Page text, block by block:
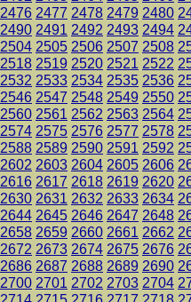
2476 2477 2478 2479 2480
2490 2491 2492 2493 2494
2504 2505 2506 2507 2508
2518 2519 2520 2521 2522
2532 2533 2534 2535 2536
2546 2547 2548 2549 2550
2560 2561 2562 2563 2564
2574 2575 2576 2577 2578
2588 2589 2590 2591 2592
2602 2603 2604 2605 2606
2616 2617 2618 2619 2620
2630 2631 2632 2633 2634
2644 2645 2646 2647 2648
2658 2659 2660 2661 2662
2672 2673 2674 2675 2676
2686 2687 2688 2689 2690
2700 2701 2702 2703 2704